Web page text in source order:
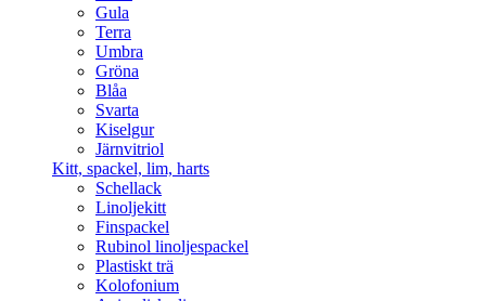
Gula
Terra
Umbra
Gröna
Blåa
Svarta
Kiselgur
Järnvitriol
Kitt, spackel, lim, harts
Schellack
Linoljekitt
Finspackel
Rubinol linoljespackel
Plastiskt trä
Kolofonium